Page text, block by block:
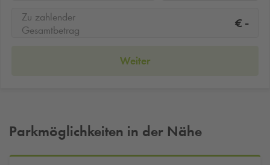
Zu zahlender
Gesamtbetrag
€ -
Weiter
Parkmöglichkeiten in der Nähe